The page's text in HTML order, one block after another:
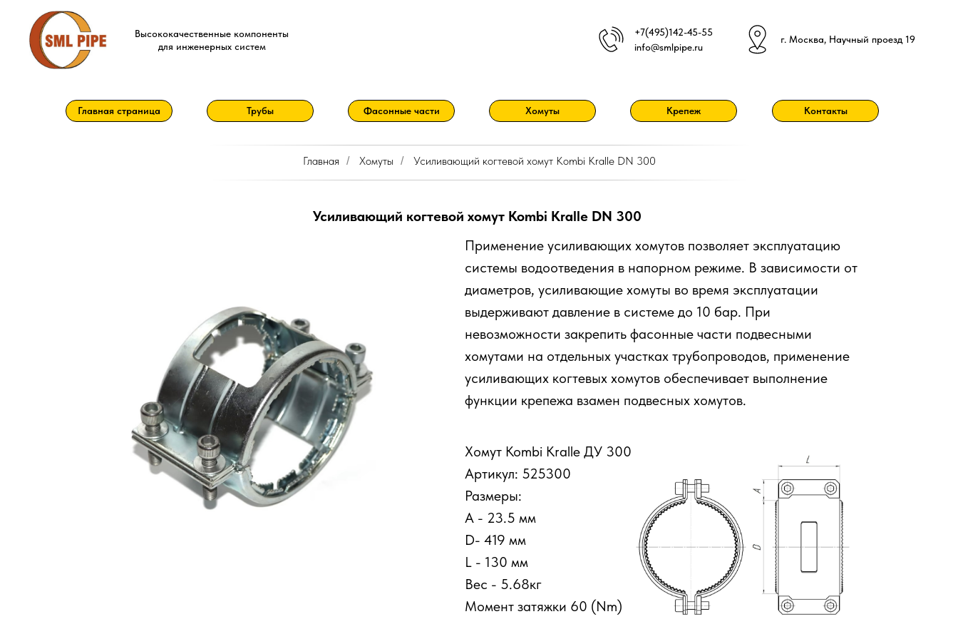
Высококачественные компоненты
для инженерных систем
+7(495)142-45-55
info@smlpipe.ru
г. Москва, Научный проезд 19
Главная страница Контакты
Фасонные части
Трубы Хомуты Крепеж
Главная / Хомуты / Усиливающий когтевой хомут Kombi Kralle DN 300
Усиливающий когтевой хомут Kombi Kralle DN 300
Применение усиливающих хомутов позволяет эксплуатацию
системы водоотведения в напорном режиме. В зависимости от
диаметров, усиливающие хомуты во время эксплуатации
выдерживают давление в системе до 10 бар. При
невозможности закрепить фасонные части подвесными
хомутами на отдельных участках трубопроводов, применение
усиливающих когтевых хомутов обеспечивает выполнение
функции крепежа взамен подвесных хомутов.
Хомут Kombi Kralle ДУ 300
Артикул: 525300
Размеры:
A - 23.5 мм
D- 419 мм
L - 130 мм
Вес - 5.68кг
Момент затяжки 60 (Nm)